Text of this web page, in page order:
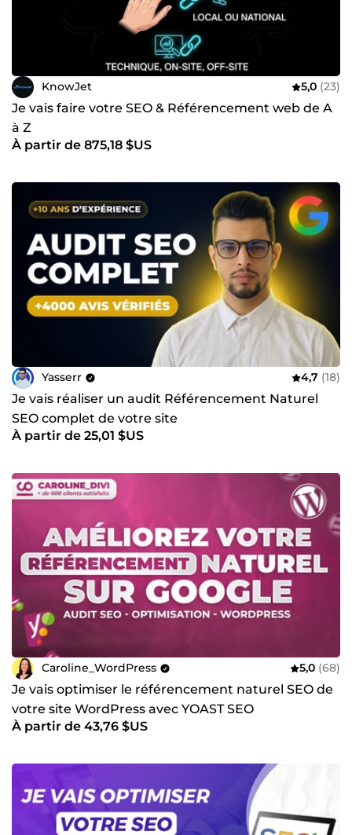
KnowJet 5,0 (23)
Je vais faire votre SEO & Référencement web de A
à Z
À partir de 875,18 $US
Yasserr 4,7 (18)
Je vais réaliser un audit Référencement Naturel
SEO complet de votre site
À partir de 25,01 $US
Caroline_WordPress 5,0 (68)
Je vais optimiser le référencement naturel SEO de
votre site WordPress avec YOAST SEO
À partir de 43,76 $US